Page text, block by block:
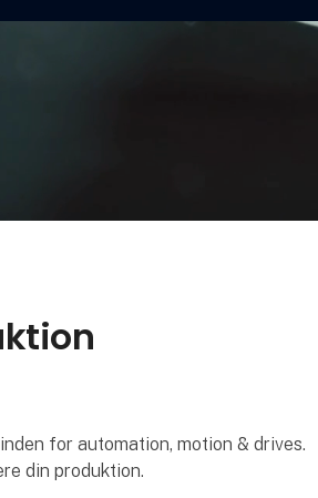
for automation, motion & drives.
din produktion.